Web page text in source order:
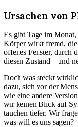
Ursachen von
Es gibt Tage im Monat,
Körper wirkt fremd, die
offenes Fenster, durch
diesen Zustand – und
Doch was steckt
dazu, sich vor der
wie eine andere
wir keinen Blick auf
tauchen tiefer. Wir
was will es uns sagen?